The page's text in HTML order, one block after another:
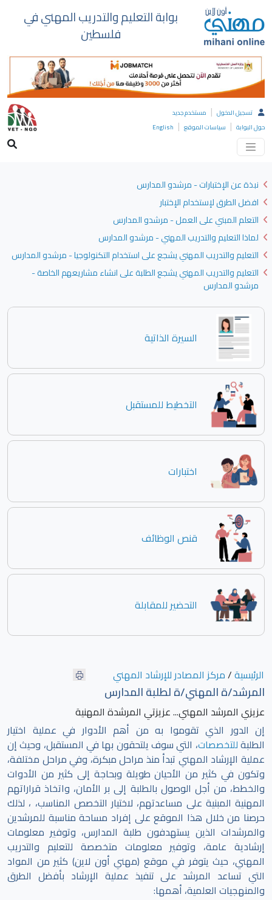
بوابة التعليم والتدريب المهني في
فلسطين
تسجيل الدخول | مستخدم جديد
حول البوابة | سياسات الموقع |
English
نبذة عن الإختبارات - مرشدو المدارس
افضل الطرق لإستخدام الإختبار
التعلم المبني على العمل - مرشدو المدارس
لماذا التعليم والتدريب المهني - مرشدو المدارس
التعليم والتدريب المهني يشجع على استخدام التكنولوجيا - مرشدو المدارس
التعليم والتدريب المهني يشجع الطلبة على انشاء مشاريعهم الخاصة -
مرشدو المدارس
السيرة الذاتية
التخطيط للمستقبل
اختبارات
قنص الوظائف
التحضير للمقابلة
الرئيسية/مركز المصادر للإرشاد المهني
المرشد/ة المهني/ة لطلبة المدارس
عزيزي المرشد المهني... عزيزتي المرشدة المهنية
إن الدور الذي تقوموا به من أهم الأدوار في عملية اختيار
الطلبةللتخصصات، التي سوف يلتحقون بها في المستقبل، وحيث إن
عملية الإرشاد المهني تبدأ منذ مراحل مبكرة، وفي مراحل مختلفة،
وتكون في كثير من الأحيان طويلة وبحاجة إلى كثير من الأدوات
والخطط، من أجل الوصول بالطلبة إلى بر الأمان، واتخاذ قراراتهم
المهنية المبنية على مساعدتهم، لاختيار التخصص المناسب، ، لذلك
حرصنا من خلال هذا الموقع على إفراد مساحة مناسبة للمرشدين
والمرشدات الذين يستهدفون طلبة المدارس، وتوفير معلومات
إرشادية عامة، وتوفير معلومات متخصصة للتعليم والتدريب
المهني، حيث يتوفر في موقع (مهني أون لاين) كثير من المواد
التي تساعد المرشد على تنفيذ عملية الإرشاد بأفضل الطرق
والمنهجيات العلمية، أهمها: